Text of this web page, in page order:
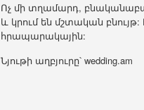
Ոչ մի տղամարդ,
և կրում են մշտական
հրապարակային:
Նյութի աղբյուրը՝ wedding.am